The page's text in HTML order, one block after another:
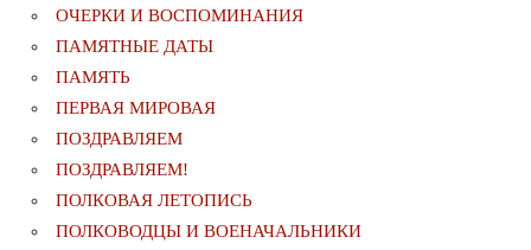
ОЧЕРКИ И ВОСПОМИНАНИЯ
ПАМЯТНЫЕ ДАТЫ
ПАМЯТЬ
ПЕРВАЯ МИРОВАЯ
ПОЗДРАВЛЯЕМ
ПОЗДРАВЛЯЕМ!
ПОЛКОВАЯ ЛЕТОПИСЬ
ПОЛКОВОДЦЫ И ВОЕНАЧАЛЬНИКИ